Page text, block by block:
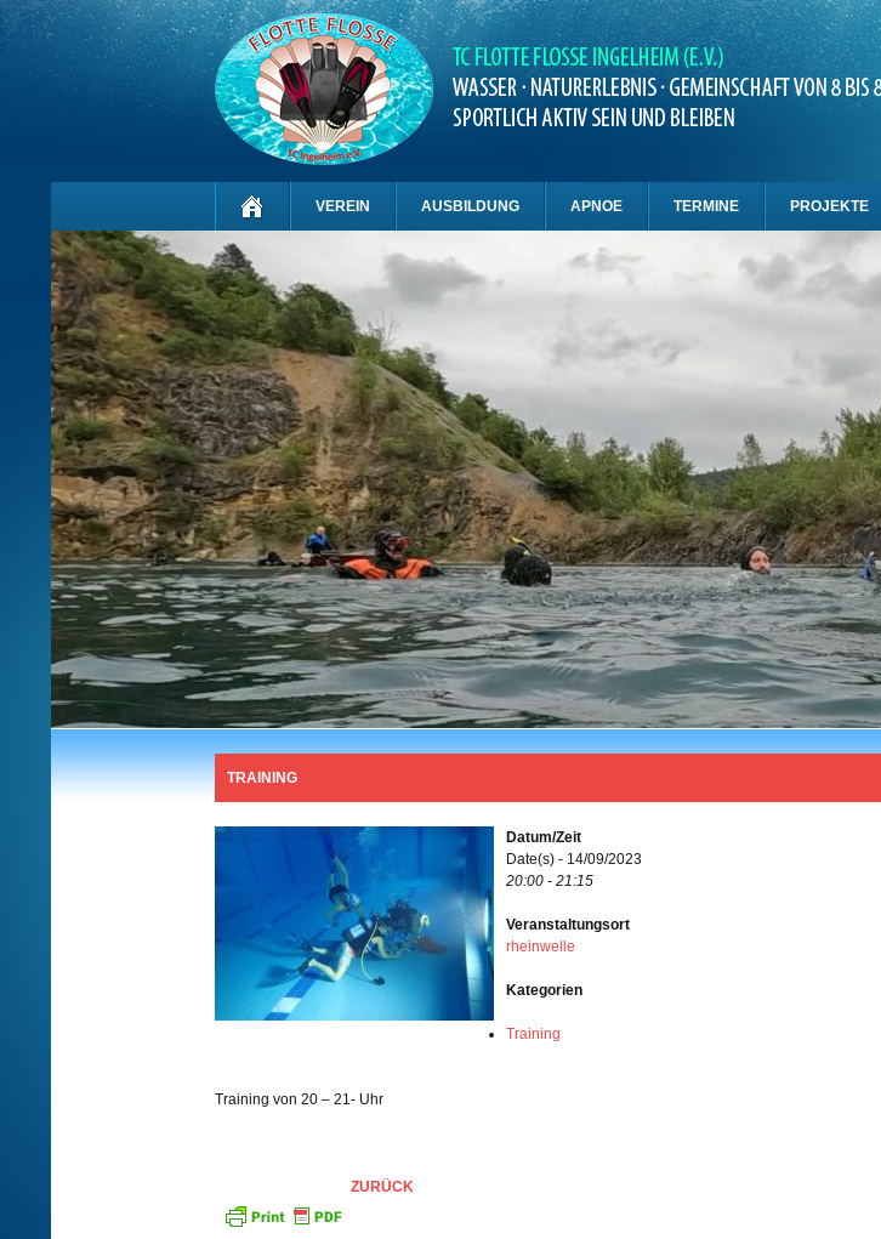
VEREIN AUSBILDUNG APNOE TERMINE PROJEKTE
TRAINING
Datum/Zeit
Date(s) - 14/09/2023
20:00 - 21:15
Veranstaltungsort
rheinwelle
Kategorien
Training
Training von 20 – 21- Uhr
ZURÜCK